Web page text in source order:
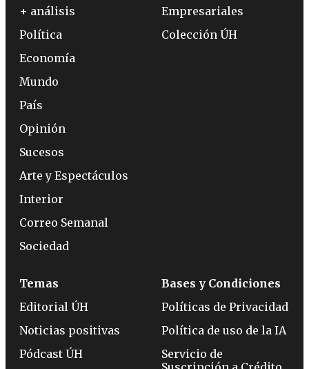
+ análisis
Política
Economía
Mundo
País
Opinión
Sucesos
Arte y Espectáculos
Interior
Correo Semanal
Sociedad
Empresariales
Colección ÚH
Temas
Editorial ÚH
Noticias positivas
Pódcast ÚH
Bases y Condiciones
Políticas de Privacidad
Política de uso de la IA
Servicio de